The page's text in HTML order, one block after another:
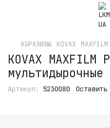
АБРАЗИВЫ KOVAX MAXFILM
KOVAX MAXFILM
мультидырочные
Артикул: 5230080